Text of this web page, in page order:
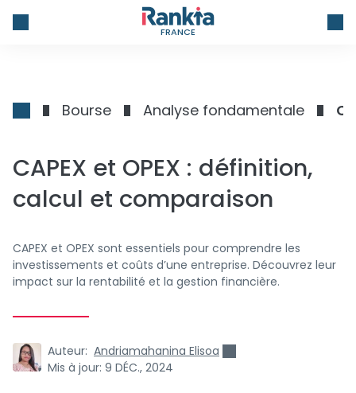
FRANCE
Bourse Analyse fondamentale
CAPEX et OPEX : définition,
calcul et comparaison
CAPEX et OPEX sont essentiels pour comprendre les
investissements et coûts d’une entreprise. Découvrez leur
impact sur la rentabilité et la gestion financière.
Auteur: Andriamahanina Elisoa
Mis à jour: 9 DÉC., 2024